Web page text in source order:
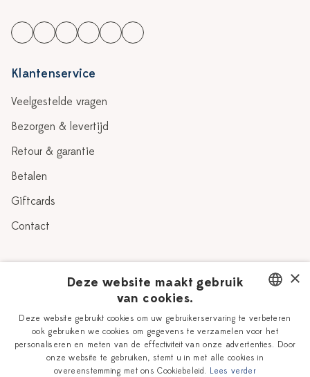
Klantenservice
Veelgestelde vragen
Bezorgen & levertijd
Retour & garantie
Betalen
Giftcards
Contact
Verhaal
Onze plateelschilders
Delfts Blauw
Workshops
Vacatures
DUTCH
ENGLISH
×
Deze website maakt gebruik
van cookies.
Deze website gebruikt cookies om uw gebruikerservaring te verbeteren
ook gebruiken we cookies om gegevens te verzamelen voor het
personaliseren en meten van de effectiviteit van onze advertenties. Door
onze website te gebruiken, stemt u in met alle cookies in
overeenstemming met ons Cookiebeleid. Lees verder